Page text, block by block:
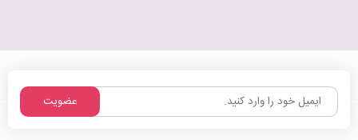
عضویت